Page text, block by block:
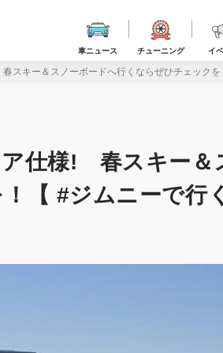
車ニュース チューニング イ
スキー＆スノーボードへ行くならぜひチェックを
ア仕様! 春スキー＆
【 #ジムニーで行